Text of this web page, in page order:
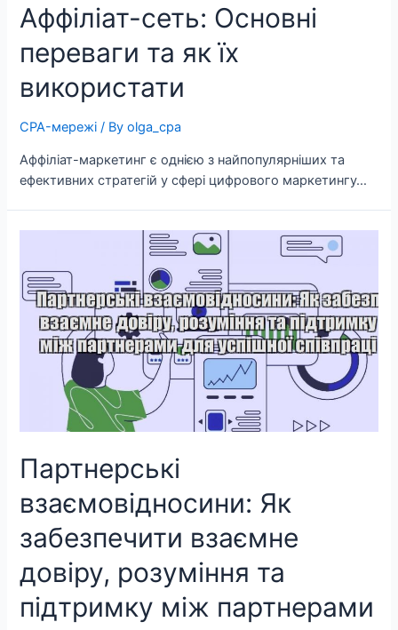
Аффіліат-сеть: Основні
переваги та як їх
використати
CPA-мережі / Byolga_cpa
Аффіліат-маркетинг є однією з найпопулярніших та
ефективних стратегій у сфері цифрового маркетингу…
Партнерські
взаємовідносини: Як
забезпечити взаємне
довіру, розуміння та
підтримку між партнерами